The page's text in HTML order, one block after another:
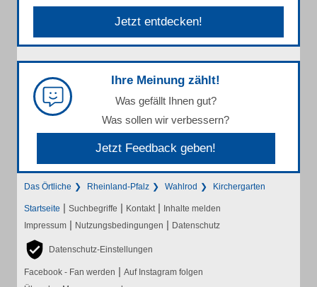
Jetzt entdecken!
Ihre Meinung zählt!
Was gefällt Ihnen gut?
Was sollen wir verbessern?
Jetzt Feedback geben!
Das Örtliche Rheinland-Pfalz Wahlrod Kirchergarten
Startseite | Suchbegriffe | Kontakt | Inhalte melden
Impressum | Nutzungsbedingungen | Datenschutz
Datenschutz-Einstellungen
Facebook - Fan werden | Auf Instagram folgen